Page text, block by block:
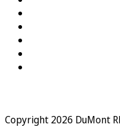
Copyright 2026 DuMont